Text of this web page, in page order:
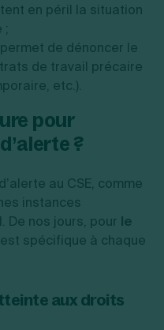
en péril la situation
;
de dénoncer le
de travail précaire
etc.).
pour
?
au CSE, comme
instances
De nos jours, pour le
est spécifique à chaque
aux droits